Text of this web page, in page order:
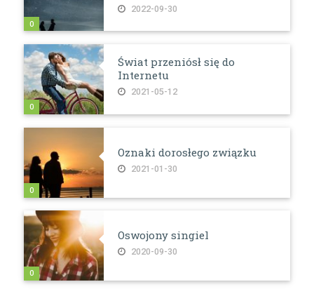
2022-09-30
0
Świat przeniósł się do
Internetu
2021-05-12
0
Oznaki dorosłego związku
2021-01-30
0
Oswojony singiel
2020-09-30
0